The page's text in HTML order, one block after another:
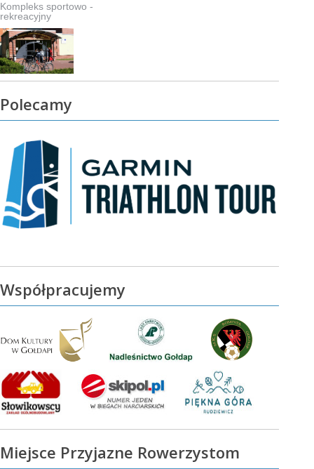
Kompleks sportowo -
rekreacyjny
Polecamy
Współpracujemy
Miejsce Przyjazne Rowerzystom